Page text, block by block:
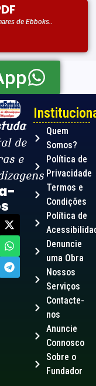
de Ebboks..
de
e
Quem
Somos?
Política de
Privacidade
Termos e
Condições
Política de
Denuncie
uma Obra
Nossos
Serviços
Contacte-
nos
Anuncie
Connosco
Sobre o
Fundador